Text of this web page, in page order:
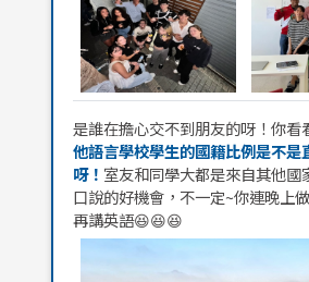
是誰在擔心交不到朋友的呀！你看看
他語言學校學生的國籍比例是不是
呀！ 室友和同學大都是來自其他國
口說的好機會，不一定~你連晚上
再講英語😆😆😆